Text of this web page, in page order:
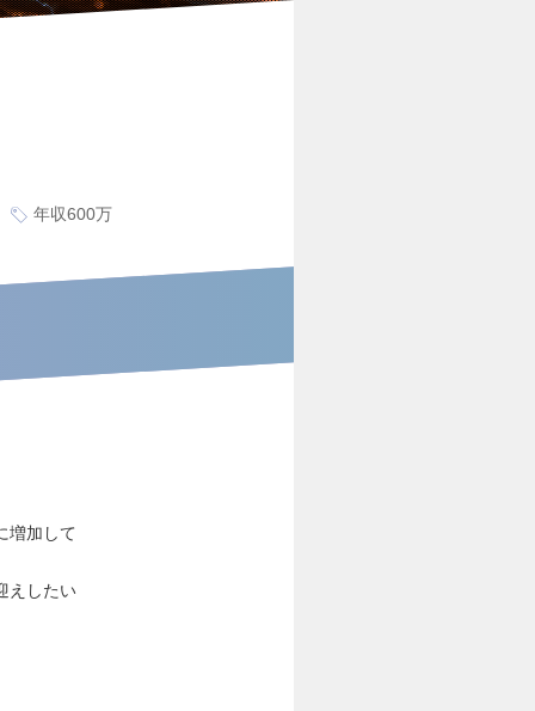
年収600万
増加して
えしたい